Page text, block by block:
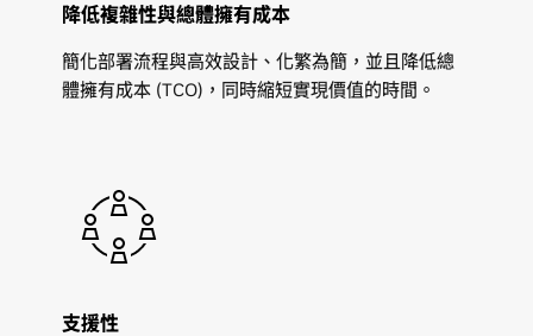
降低複雜性與總體擁有成本
簡化部署流程與高效設計、化繁為簡，並且降低總
體擁有成本 (TCO)，同時縮短實現價值的時間。
支援性